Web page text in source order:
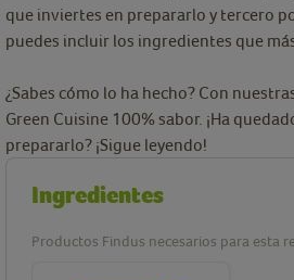
que inviertes en prepararlo y tercero
puedes incluir los ingredientes que
¿Sabes cómo lo ha hecho? Con
Green Cuisine 100% sabor. ¡Ha
prepararlo? ¡Sigue leyendo!
Ingredientes
Productos Findus necesarios para esta